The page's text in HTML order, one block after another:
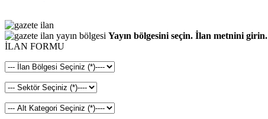
Yayın bölgesini seçin. İlan metnini girin.
İLAN FORMU